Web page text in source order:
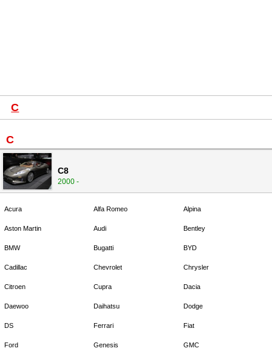
C
C
C8
2000 -
Acura Alfa Romeo Alpina
Aston Martin Audi Bentley
BMW Bugatti BYD
Cadillac Chevrolet Chrysler
Citroen Cupra Dacia
Daewoo Daihatsu Dodge
DS Ferrari Fiat
Ford Genesis GMC